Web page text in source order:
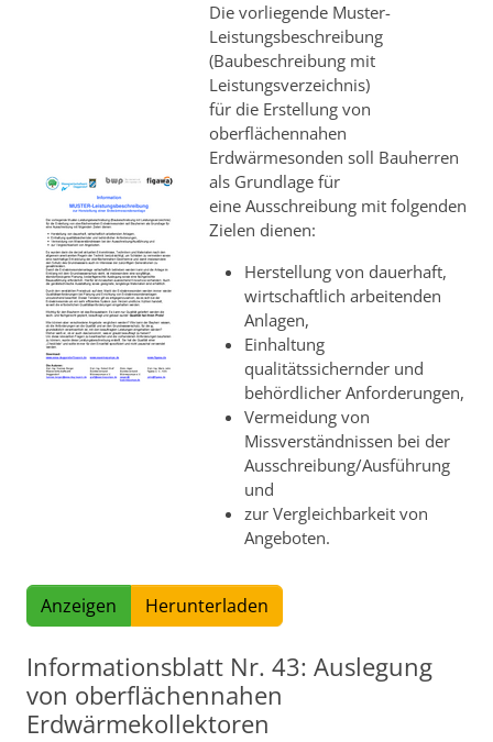
Die vorliegende Muster-
Leistungsbeschreibung
(Baubeschreibung mit
Leistungsverzeichnis)
für die Erstellung von
oberflächennahen
Erdwärmesonden soll Bauherren
als Grundlage für
eine Ausschreibung mit folgenden
Zielen dienen:
Herstellung von dauerhaft,
wirtschaftlich arbeitenden
Anlagen,
Einhaltung
qualitätssichernder und
behördlicher Anforderungen,
Vermeidung von
Missverständnissen bei der
Ausschreibung/Ausführung
und
zur Vergleichbarkeit von
Angeboten.
Anzeigen Herunterladen
Informationsblatt Nr. 43: Auslegung
von oberflächennahen
Erdwärmekollektoren